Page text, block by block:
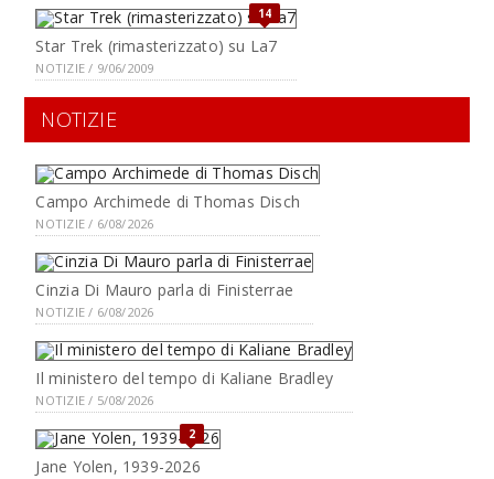
14
Star Trek (rimasterizzato) su La7
NOTIZIE / 9/06/2009
NOTIZIE
Campo Archimede di Thomas Disch
NOTIZIE / 6/08/2026
Cinzia Di Mauro parla di Finisterrae
NOTIZIE / 6/08/2026
Il ministero del tempo di Kaliane Bradley
NOTIZIE / 5/08/2026
2
Jane Yolen, 1939-2026